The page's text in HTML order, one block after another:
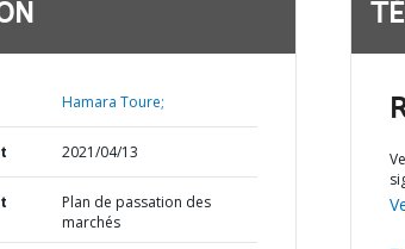
Hamara Toure;
2021/04/13
Plan de passation des
marchés